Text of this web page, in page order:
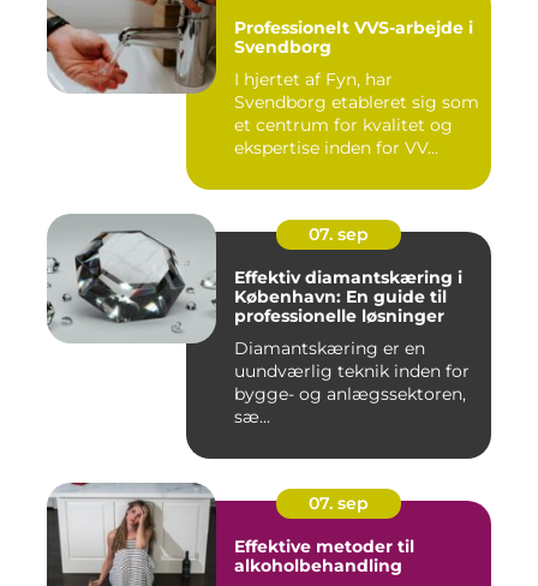
Professionelt VVS-arbejde i
Svendborg
I hjertet af Fyn, har
Svendborg etableret sig som
et centrum for kvalitet og
ekspertise inden for VV...
07. sep
Effektiv diamantskæring i
København: En guide til
professionelle løsninger
Diamantskæring er en
uundværlig teknik inden for
bygge- og anlægssektoren,
sæ...
07. sep
Effektive metoder til
alkoholbehandling